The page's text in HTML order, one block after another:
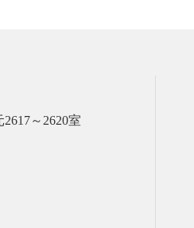
～2620室